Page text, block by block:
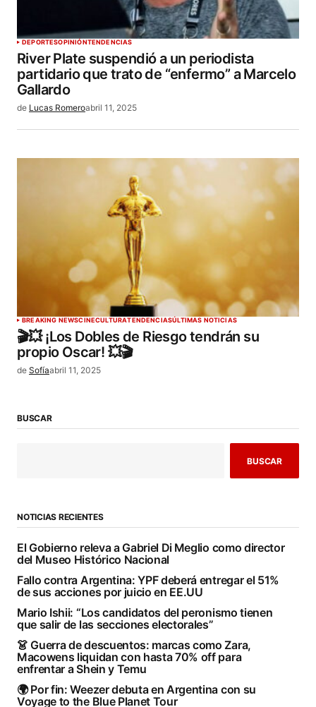
DEPORTESOPINIÓNTENDENCIAS
River Plate suspendió a un periodista
partidario que trato de “enfermo” a Marcelo
Gallardo
de Lucas Romeroabril 11, 2025
BREAKING NEWSCINECULTURATENDENCIASÚLTIMAS NOTICIAS
🎬💥 ¡Los Dobles de Riesgo tendrán su
propio Oscar! 💥🎬
de Sofíaabril 11, 2025
BUSCAR
BUSCAR
NOTICIAS RECIENTES
El Gobierno releva a Gabriel Di Meglio como director
del Museo Histórico Nacional
Fallo contra Argentina: YPF deberá entregar el 51%
de sus acciones por juicio en EE.UU
Mario Ishii: “Los candidatos del peronismo tienen
que salir de las secciones electorales”
👗 Guerra de descuentos: marcas como Zara,
Macowens liquidan con hasta 70% off para
enfrentar a Shein y Temu
🌍 Por fin: Weezer debuta en Argentina con su
Voyage to the Blue Planet Tour